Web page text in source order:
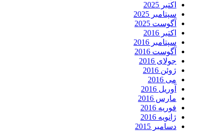
اکتبر 2025
سپتامبر 2025
آگوست 2025
اکتبر 2016
سپتامبر 2016
آگوست 2016
جولای 2016
ژوئن 2016
می 2016
آوریل 2016
مارس 2016
فوریه 2016
ژانویه 2016
دسامبر 2015